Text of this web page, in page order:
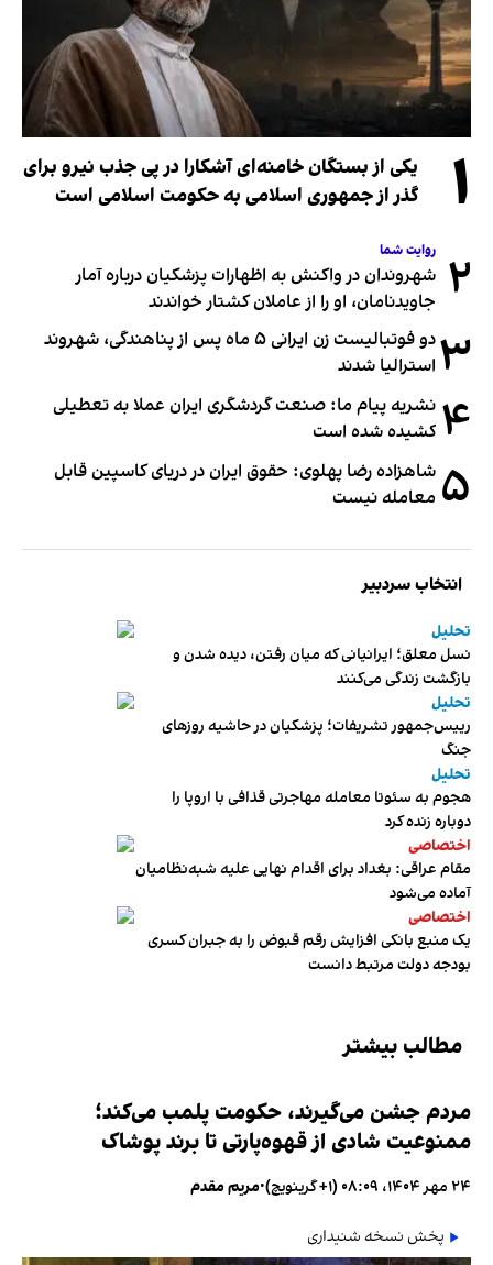
۱
یکی از بستگان خامنه‌ای آشکارا در پی جذب نیرو برای
گذر از جمهوری اسلامی به حکومت اسلامی است
۲ روایت شما
شهروندان در واکنش به اظهارات پزشکیان درباره آمار
جاویدنامان، او را از عاملان کشتار خواندند
۳
دو فوتبالیست زن ایرانی ۵ ماه پس از پناهندگی، شهروند
استرالیا شدند
۴ نشریه پیام ما: صنعت گردشگری ایران عملا به تعطیلی
کشیده شده است
۵ شاهزاده رضا پهلوی: حقوق ایران در دریای کاسپین قابل
معامله نیست
انتخاب سردبیر
تحلیل
نسل معلق؛ ایرانیانی که میان رفتن، دیده شدن و
بازگشت زندگی می‌کنند
تحلیل
رییس‌جمهور تشریفات؛ پزشکیان در حاشیه روزهای
جنگ
تحلیل
هجوم به سئوتا معامله مهاجرتی قذافی با اروپا را
دوباره زنده کرد
اختصاصی
مقام عراقی: بغداد برای اقدام نهایی علیه شبه‌نظامیان
آماده می‌شود
اختصاصی
یک منبع بانکی افزایش رقم قبوض را به جبران کسری
بودجه دولت مرتبط دانست
مطالب بیشتر
مردم جشن می‌گیرند، حکومت پلمب می‌کند؛
ممنوعیت شادی از قهوه‌پارتی تا برند پوشاک
۲۴ مهر ۱۴۰۴، ۰۸:۰۹ (‎+۱ گرینویچ) •مریم مقدم
پخش نسخه شنیداری